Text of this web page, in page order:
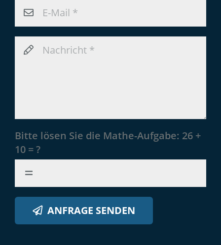
Bitte lösen Sie die Mathe-Aufgabe: 26 +
10 = ?
ANFRAGE SENDEN